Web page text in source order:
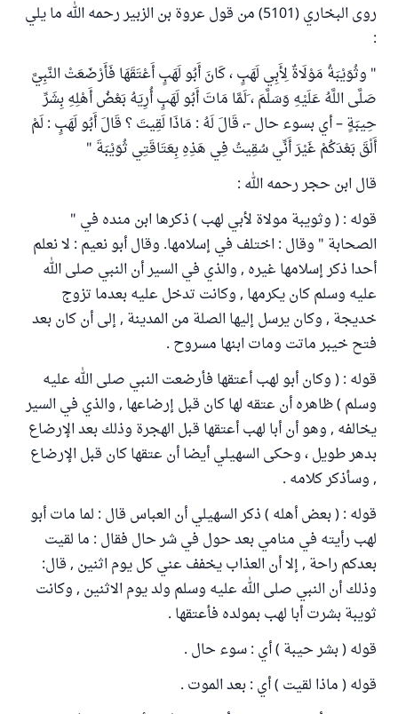
روى البخاري (5101) من قول عروة بن الزبير رحمه الله ما يلي
:
" وثُوَيْبَةُ مَوْلَاةٌ لِأَبِي لَهَبٍ ، كَانَ أَبُو لَهَبٍ أَعْتَقَهَا فَأَرْضَعَتْ النَّبِيَّ
صَلَّى اللَّهُ عَلَيْهِ وَسَلَّمَ ، َلَمَّا مَاتَ أَبُو لَهَبٍ أُرِيَهُ بَعْضُ أَهْلِهِ بِشَرِّ
حِيبَةٍ – أي بسوء حال -، قَالَ لَهُ : مَاذَا لَقِيتَ ؟ قَالَ أَبُو لَهَبٍ : لَمْ
أَلْقَ بَعْدَكُمْ غَيْرَ أَنِّي سُقِيتُ فِي هَذِهِ بِعَتَاقَتِي ثُوَيْبَةَ "
قال ابن حجر رحمه الله :
قوله : ( وثويبة مولاة لأبي لهب ) ذكرها ابن منده في "
الصحابة " وقال : اختلف في إسلامها. وقال أبو نعيم : لا نعلم
أحدا ذكر إسلامها غيره , والذي في السير أن النبي صلى الله
عليه وسلم كان يكرمها , وكانت تدخل عليه بعدما تزوج
خديجة , وكان يرسل إليها الصلة من المدينة , إلى أن كان بعد
فتح خيبر ماتت ومات ابنها مسروح .
قوله : ( وكان أبو لهب أعتقها فأرضعت النبي صلى الله عليه
وسلم ) ظاهره أن عتقه لها كان قبل إرضاعها , والذي في السير
يخالفه , وهو أن أبا لهب أعتقها قبل الهجرة وذلك بعد الإرضاع
بدهر طويل ، وحكى السهيلي أيضا أن عتقها كان قبل الإرضاع
, وسأذكر كلامه .
قوله : ( بعض أهله ) ذكر السهيلي أن العباس قال : لما مات أبو
لهب رأيته في منامي بعد حول في شر حال فقال : ما لقيت
بعدكم راحة , إلا أن العذاب يخفف عني كل يوم اثنين , قال:
وذلك أن النبي صلى الله عليه وسلم ولد يوم الاثنين , وكانت
ثويبة بشرت أبا لهب بمولده فأعتقها .
قوله ( بشر حيبة ) أي : سوء حال .
قوله ( ماذا لقيت ) أي : بعد الموت .